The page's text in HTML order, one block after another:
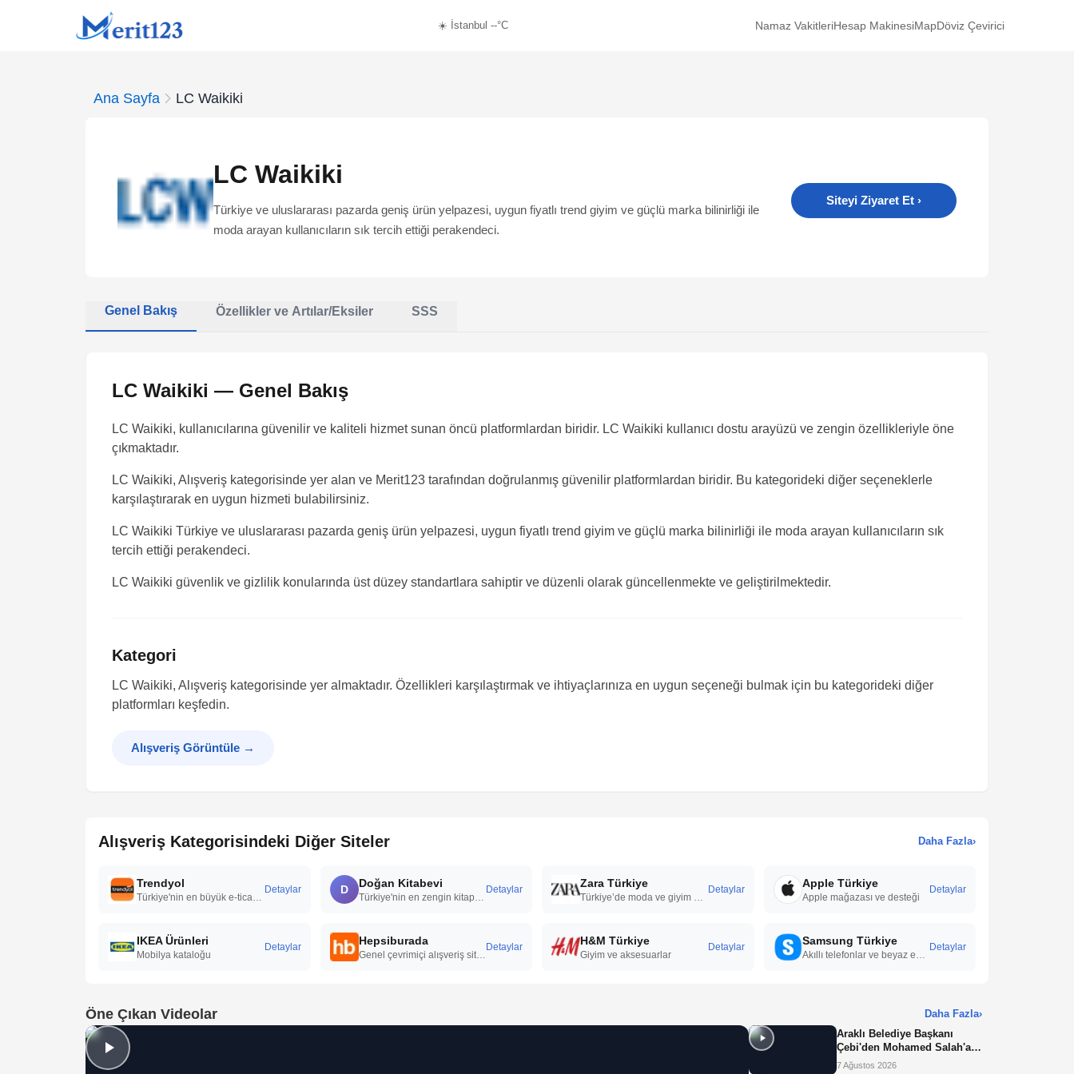
☀️ İstanbul --°C Namaz VakitleriHesap MakinesiMapDöviz Çevirici
Ana Sayfa LC Waikiki
LC Waikiki
Türkiye ve uluslararası pazarda geniş ürün yelpazesi, uygun fiyatlı trend giyim ve güçlü marka bilinirliği ile
moda arayan kullanıcıların sık tercih ettiği perakendeci.
Siteyi Ziyaret Et ›
Genel Bakış Özellikler ve Artılar/Eksiler SSS
LC Waikiki — Genel Bakış
LC Waikiki, kullanıcılarına güvenilir ve kaliteli hizmet sunan öncü platformlardan biridir. LC Waikiki kullanıcı dostu arayüzü ve zengin özellikleriyle öne
çıkmaktadır.
LC Waikiki, Alışveriş kategorisinde yer alan ve Merit123 tarafından doğrulanmış güvenilir platformlardan biridir. Bu kategorideki diğer seçeneklerle
karşılaştırarak en uygun hizmeti bulabilirsiniz.
LC Waikiki Türkiye ve uluslararası pazarda geniş ürün yelpazesi, uygun fiyatlı trend giyim ve güçlü marka bilinirliği ile moda arayan kullanıcıların sık
tercih ettiği perakendeci.
LC Waikiki güvenlik ve gizlilik konularında üst düzey standartlara sahiptir ve düzenli olarak güncellenmekte ve geliştirilmektedir.
Kategori
LC Waikiki, Alışveriş kategorisinde yer almaktadır. Özellikleri karşılaştırmak ve ihtiyaçlarınıza en uygun seçeneği bulmak için bu kategorideki diğer
platformları keşfedin.
Alışveriş Görüntüle →
Alışveriş Kategorisindeki Diğer Siteler Daha Fazla›
Trendyol Detaylar D Doğan Kitabevi Detaylar Zara Türkiye Detaylar Apple Türkiye
Apple mağazası ve desteği
Detaylar
IKEA Ürünleri
Mobilya kataloğu
Detaylar Hepsiburada
Genel çevrimiçi alışveriş sitesi
Detaylar H&M Türkiye
Giyim ve aksesuarlar
Detaylar Samsung Türkiye Detaylar
Öne Çıkan Videolar Daha Fazla›
Araklı Belediye Başkanı
Çebi'den Mohamed Salah'a
arazi teklifi: Salah neye
7 Ağustos 2026